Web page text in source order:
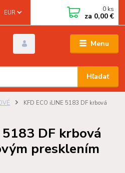
Menu
EUR
Hľadať
0 ks
za 0,00 €
KFD ECO iLINE 5183 DF krbová
5183 DF krbová
presklením